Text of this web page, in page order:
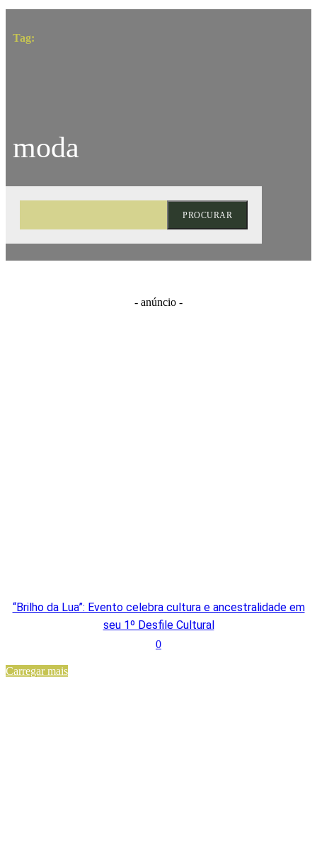
moda
PROCURAR
Tag:
- anúncio -
“Brilho da Lua”: Evento celebra cultura e ancestralidade em
seu 1º Desfile Cultural
0
Carregar mais